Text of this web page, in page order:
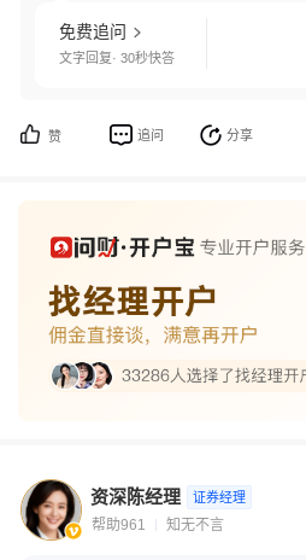
免费追问
文字回复· 30秒快答
赞 追问 分享
资深陈经理 证券经理
帮助961 知无不言